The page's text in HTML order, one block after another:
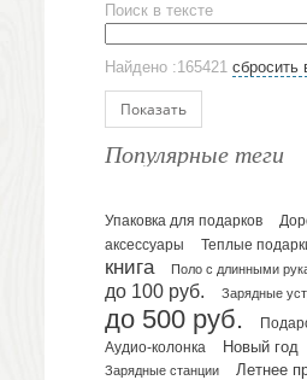
Ежедневники и
Планинги и
Поиск в тексте
Найдено :165421 сбросить
Показать
Популярные теги
Упаковка для подарков
аксессуары
Теплые
книга
Поло с длинными
до 100 руб. Зарядные
до 500 руб.
Аудио-колонка Новый год
Зарядные станции Летнее